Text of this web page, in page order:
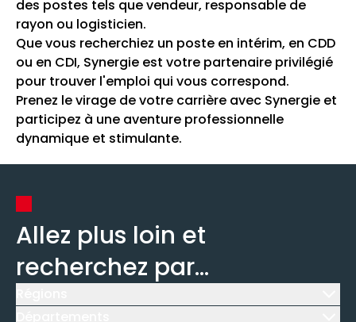
des postes tels que vendeur, responsable de
rayon ou logisticien.
Que vous recherchiez un poste en intérim, en CDD
ou en CDI, Synergie est votre partenaire privilégié
pour trouver l'emploi qui vous correspond.
Prenez le virage de votre carrière avec Synergie et
participez à une aventure professionnelle
dynamique et stimulante.
Allez plus loin et
recherchez par...